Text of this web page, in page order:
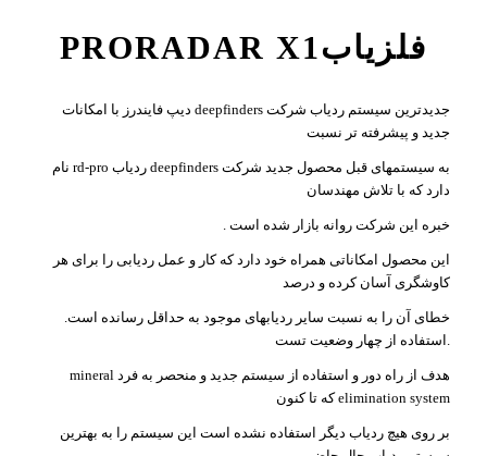
فلزیابPRORADAR X1
جدیدترین سیستم ردیاب شرکت deepfinders دیپ فایندرز با امکانات
جدید و پیشرفته تر نسبت
به سیستمهای قبل محصول جدید شرکت deepfinders ردیاب rd-pro نام
دارد که با تلاش مهندسان
خبره این شرکت روانه بازار شده است .
این محصول امکاناتی همراه خود دارد که کار و عمل ردیابی را برای هر
کاوشگری آسان کرده و درصد
خطای آن را به نسبت سایر ردیابهای موجود به حداقل رسانده است.
.استفاده از چهار وضعیت تست
هدف از راه دور و استفاده از سیستم جدید و منحصر به فرد mineral
elimination system که تا کنون
بر روی هیچ ردیاب دیگر استفاده نشده است این سیستم را به بهترین